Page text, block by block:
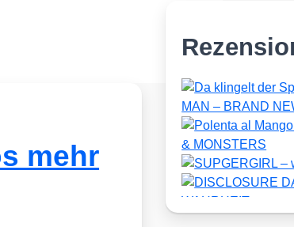
mehr